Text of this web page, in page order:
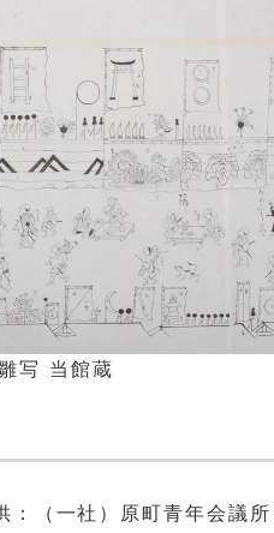
写 当館蔵
：（一社）原町青年会議所